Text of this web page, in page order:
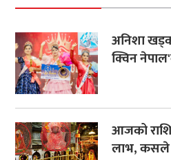
अनिशा
क्विन
आजको
लाभ, कसले